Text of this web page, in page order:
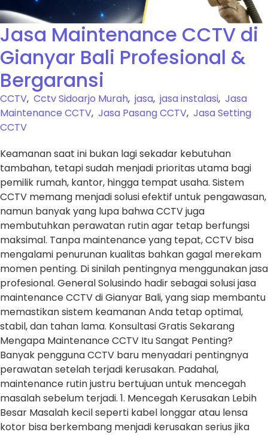
Jasa Maintenance CCTV di
Gianyar Bali Profesional &
Bergaransi
CCTV, Cctv Sidoarjo Murah, jasa, jasa instalasi, Jasa
Maintenance CCTV, Jasa Pasang CCTV, Jasa Setting
CCTV
Keamanan saat ini bukan lagi sekadar kebutuhan
tambahan, tetapi sudah menjadi prioritas utama bagi
pemilik rumah, kantor, hingga tempat usaha. Sistem
CCTV memang menjadi solusi efektif untuk pengawasan,
namun banyak yang lupa bahwa CCTV juga
membutuhkan perawatan rutin agar tetap berfungsi
maksimal. Tanpa maintenance yang tepat, CCTV bisa
mengalami penurunan kualitas bahkan gagal merekam
momen penting. Di sinilah pentingnya menggunakan jasa
profesional. General Solusindo hadir sebagai solusi jasa
maintenance CCTV di Gianyar Bali, yang siap membantu
memastikan sistem keamanan Anda tetap optimal,
stabil, dan tahan lama. Konsultasi Gratis Sekarang
Mengapa Maintenance CCTV Itu Sangat Penting?
Banyak pengguna CCTV baru menyadari pentingnya
perawatan setelah terjadi kerusakan. Padahal,
maintenance rutin justru bertujuan untuk mencegah
masalah sebelum terjadi. 1. Mencegah Kerusakan Lebih
Besar Masalah kecil seperti kabel longgar atau lensa
kotor bisa berkembang menjadi kerusakan serius jika